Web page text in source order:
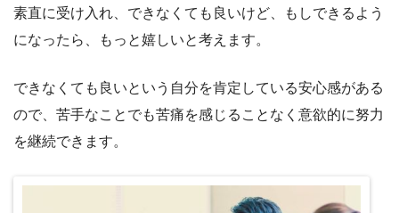
素直に受け入れ、できなくても良いけど、もしできるよう
になったら、もっと嬉しいと考えます。
できなくても良いという自分を肯定している安心感がある
ので、苦手なことでも苦痛を感じることなく意欲的に努力
を継続できます。